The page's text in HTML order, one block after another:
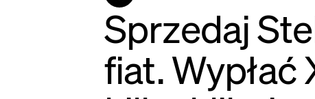
Sprzedaj
fiat. Wypłać